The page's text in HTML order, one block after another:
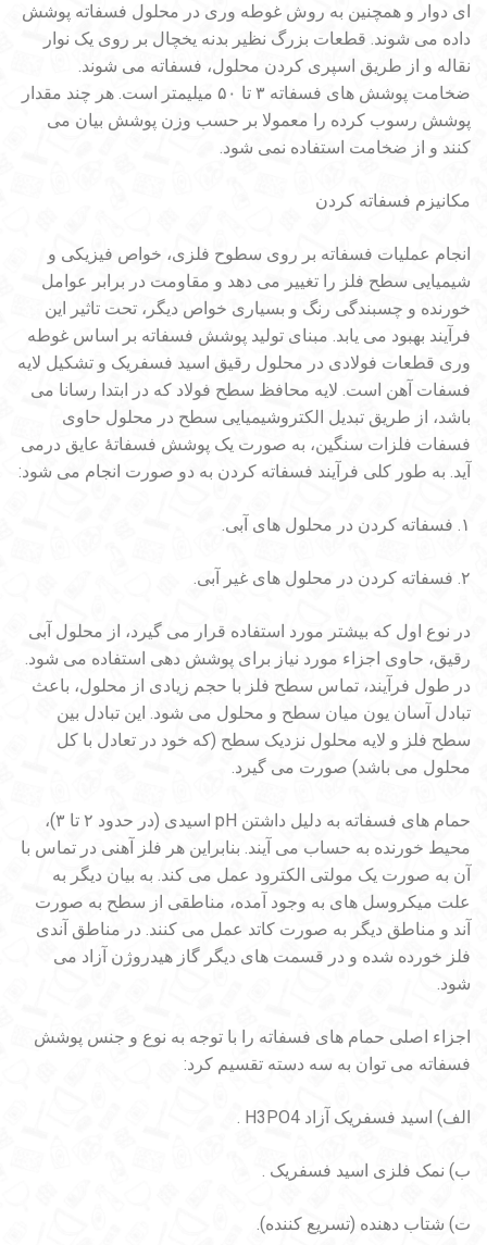
ای دوار و همچنین به روش غوطه وری در محلول فسفاته پوشش
داده می شوند. قطعات بزرگ نظیر بدنه یخچال بر روی یک نوار
نقاله و از طریق اسپری کردن محلول، فسفاته می شوند.
ضخامت پوشش های فسفاته ۳ تا ۵۰ میلیمتر است. هر چند مقدار
پوشش رسوب کرده را معمولا بر حسب وزن پوشش بیان می
کنند و از ضخامت استفاده نمی شود.
مکانیزم فسفاته کردن
انجام عملیات فسفاته بر روی سطوح فلزی، خواص فیزیکی و
شیمیایی سطح فلز را تغییر می دهد و مقاومت در برابر عوامل
خورنده و چسبندگی رنگ و بسیاری خواص دیگر، تحت تاثیر این
فرآیند بهبود می یابد. مبنای تولید پوشش فسفاته بر اساس غوطه
وری قطعات فولادی در محلول رقیق اسید فسفریک و تشکیل لایه
فسفات آهن است. لایه محافظ سطح فولاد که در ابتدا رسانا می
باشد، از طریق تبدیل الکتروشیمیایی سطح در محلول حاوی
فسفات فلزات سنگین، به صورت یک پوشش فسفاتۀ عایق درمی
آید. به طور کلی فرآیند فسفاته کردن به دو صورت انجام می شود:
۱. فسفاته کردن در محلول های آبی.
۲. فسفاته کردن در محلول های غیر آبی.
در نوع اول که بیشتر مورد استفاده قرار می گیرد، از محلول آبی
رقیق، حاوی اجزاء مورد نیاز برای پوشش دهی استفاده می شود.
در طول فرآیند، تماس سطح فلز با حجم زیادی از محلول، باعث
تبادل آسان یون میان سطح و محلول می شود. این تبادل بین
سطح فلز و لایه محلول نزدیک سطح (که خود در تعادل با کل
محلول می باشد) صورت می گیرد.
حمام های فسفاته به دلیل داشتن pH اسیدی (در حدود ۲ تا ۳)،
محیط خورنده به حساب می آیند. بنابراین هر فلز آهنی در تماس با
آن به صورت یک مولتی الکترود عمل می کند. به بیان دیگر به
علت میکروسل های به وجود آمده، مناطقی از سطح به صورت
آند و مناطق دیگر به صورت کاتد عمل می کنند. در مناطق آندی
فلز خورده شده و در قسمت های دیگر گاز هیدروژن آزاد می
شود.
اجزاء اصلی حمام های فسفاته را با توجه به نوع و جنس پوشش
فسفاته می توان به سه دسته تقسیم کرد:
الف) اسید فسفریک آزاد H3PO4 .
ب‌) نمک فلزی اسید فسفریک .
ت‌) شتاب دهنده (تسریع کننده).